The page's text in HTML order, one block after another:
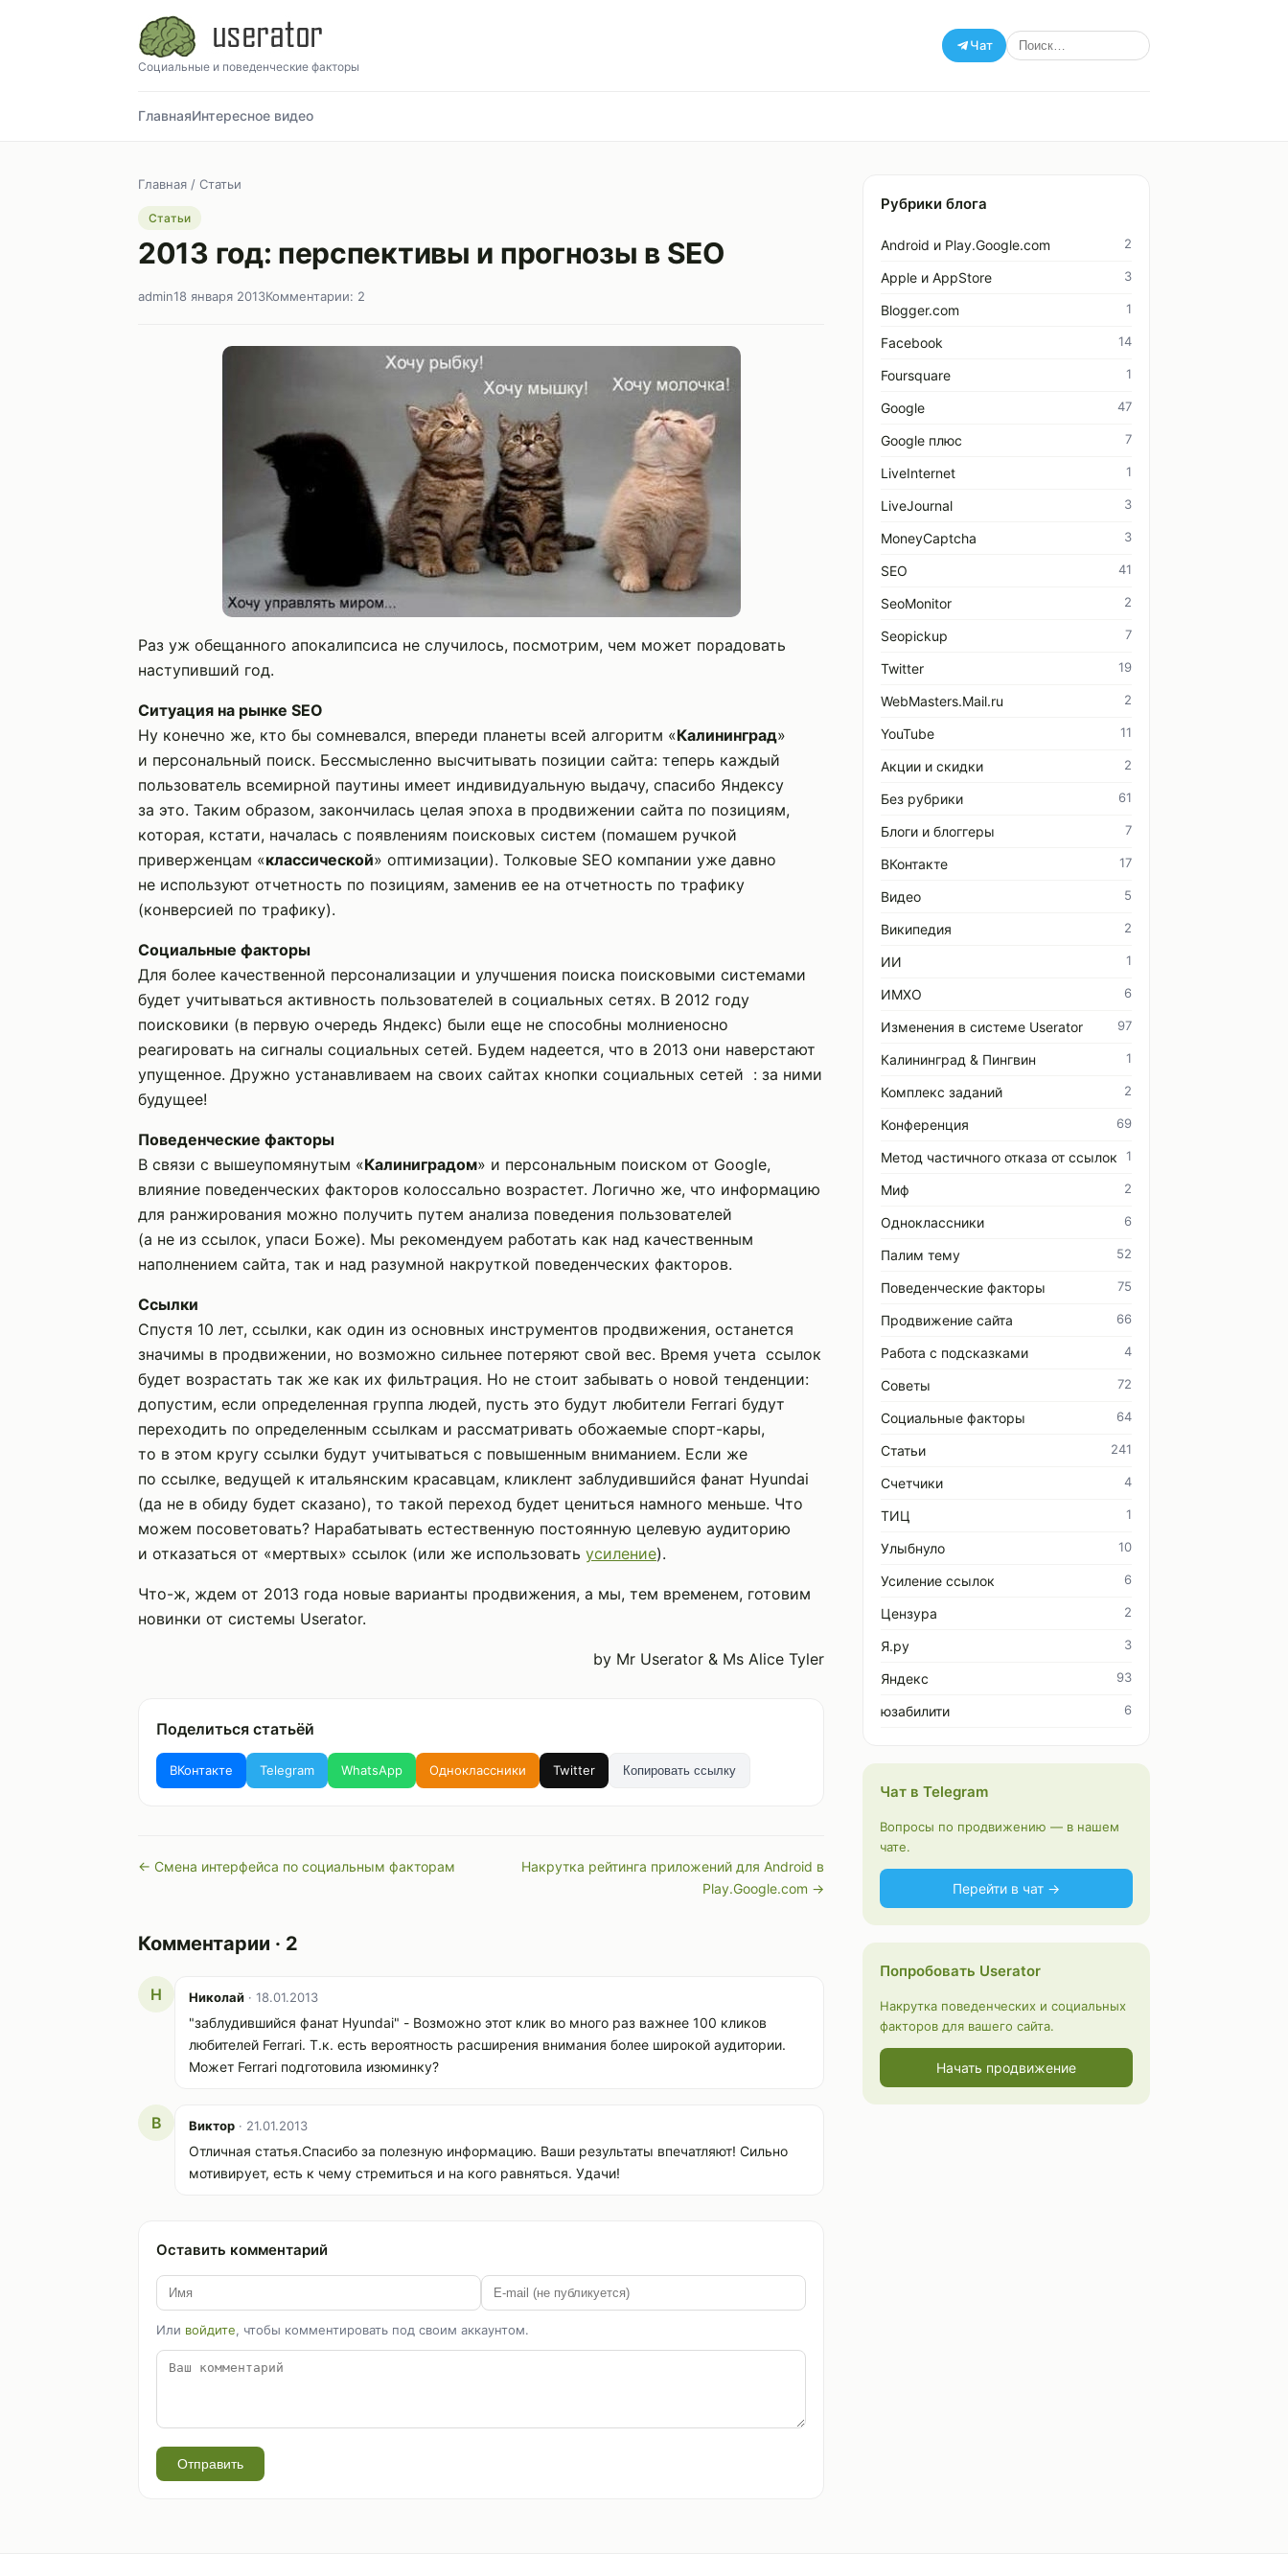
Социальные и поведенческие факторы
Чат
ГлавнаяИнтересное видео
Главная / Статьи
Статьи
2013 год: перспективы и прогнозы в SEO
admin18 января 2013Комментарии: 2
Раз уж обещанного апокалипсиса не случилось, посмотрим, чем может порадовать
наступивший год.
Ситуация на рынке SEO
Ну конечно же, кто бы сомневался, впереди планеты всей алгоритм «Калининград»
и персональный поиск. Бессмысленно высчитывать позиции сайта: теперь каждый
пользователь всемирной паутины имеет индивидуальную выдачу, спасибо Яндексу
за это. Таким образом, закончилась целая эпоха в продвижении сайта по позициям,
которая, кстати, началась с появлениям поисковых систем (помашем ручкой
приверженцам «классической» оптимизации). Толковые SEO компании уже давно
не используют отчетность по позициям, заменив ее на отчетность по трафику
(конверсией по трафику).
Социальные факторы
Для более качественной персонализации и улучшения поиска поисковыми системами
будет учитываться активность пользователей в социальных сетях. В 2012 году
поисковики (в первую очередь Яндекс) были еще не способны молниеносно
реагировать на сигналы социальных сетей. Будем надеется, что в 2013 они наверстают
упущенное. Дружно устанавливаем на своих сайтах кнопки социальных сетей : за ними
будущее!
Поведенческие факторы
В связи с вышеупомянутым «Калиниградом» и персональным поиском от Google,
влияние поведенческих факторов колоссально возрастет. Логично же, что информацию
для ранжирования можно получить путем анализа поведения пользователей
(а не из ссылок, упаси Боже). Мы рекомендуем работать как над качественным
наполнением сайта, так и над разумной накруткой поведенческих факторов.
Ссылки
Спустя 10 лет, ссылки, как один из основных инструментов продвижения, останется
значимы в продвижении, но возможно сильнее потеряют свой вес. Время учета ссылок
будет возрастать так же как их фильтрация. Но не стоит забывать о новой тенденции:
допустим, если определенная группа людей, пусть это будут любители Ferrari будут
переходить по определенным ссылкам и рассматривать обожаемые спорт-кары,
то в этом кругу ссылки будут учитываться с повышенным вниманием. Если же
по ссылке, ведущей к итальянским красавцам, кликлент заблудившийся фанат Hyundai
(да не в обиду будет сказано), то такой переход будет цениться намного меньше. Что
можем посоветовать? Нарабатывать естественную постоянную целевую аудиторию
и отказаться от «мертвых» ссылок (или же использовать усиление).
Что-ж, ждем от 2013 года новые варианты продвижения, а мы, тем временем, готовим
новинки от системы Userator.
by Mr Userator & Ms Alice Tyler
Поделиться статьёй
ВКонтакте Telegram WhatsApp Одноклассники Twitter Копировать ссылку
← Смена интерфейса по социальным факторам
Накрутка рейтинга приложений для Android в
Play.Google.com →
Комментарии · 2
Н Николай · 18.01.2013
"заблудившийся фанат Hyundai" - Возможно этот клик во много раз важнее 100 кликов
любителей Ferrari. Т.к. есть вероятность расширения внимания более широкой аудитории.
Может Ferrari подготовила изюминку?
В Виктор · 21.01.2013
Отличная статья.Спасибо за полезную информацию. Ваши результаты впечатляют! Сильно
мотивирует, есть к чему стремиться и на кого равняться. Удачи!
Оставить комментарий
Или войдите, чтобы комментировать под своим аккаунтом.
Отправить
Рубрики блога
Android и Play.Google.com 2
Apple и AppStore 3
Blogger.com 1
Facebook 14
Foursquare 1
Google 47
Google плюс 7
LiveInternet 1
LiveJournal 3
MoneyCaptcha 3
SEO 41
SeoMonitor 2
Seopickup 7
Twitter 19
WebMasters.Mail.ru 2
YouTube 11
Акции и скидки 2
Без рубрики 61
Блоги и блоггеры 7
ВКонтакте 17
Видео 5
Википедия 2
ИИ 1
ИМХО 6
Изменения в системе Userator 97
Калининград & Пингвин 1
Комплекс заданий 2
Конференция 69
Метод частичного отказа от ссылок 1
Миф 2
Одноклассники 6
Палим тему 52
Поведенческие факторы 75
Продвижение сайта 66
Работа с подсказками 4
Советы 72
Социальные факторы 64
Статьи 241
Счетчики 4
ТИЦ 1
Улыбнуло 10
Усиление ссылок 6
Цензура 2
Я.ру 3
Яндекс 93
юзабилити 6
Чат в Telegram
Вопросы по продвижению — в нашем
чате.
Перейти в чат →
Попробовать Userator
Накрутка поведенческих и социальных
факторов для вашего сайта.
Начать продвижение